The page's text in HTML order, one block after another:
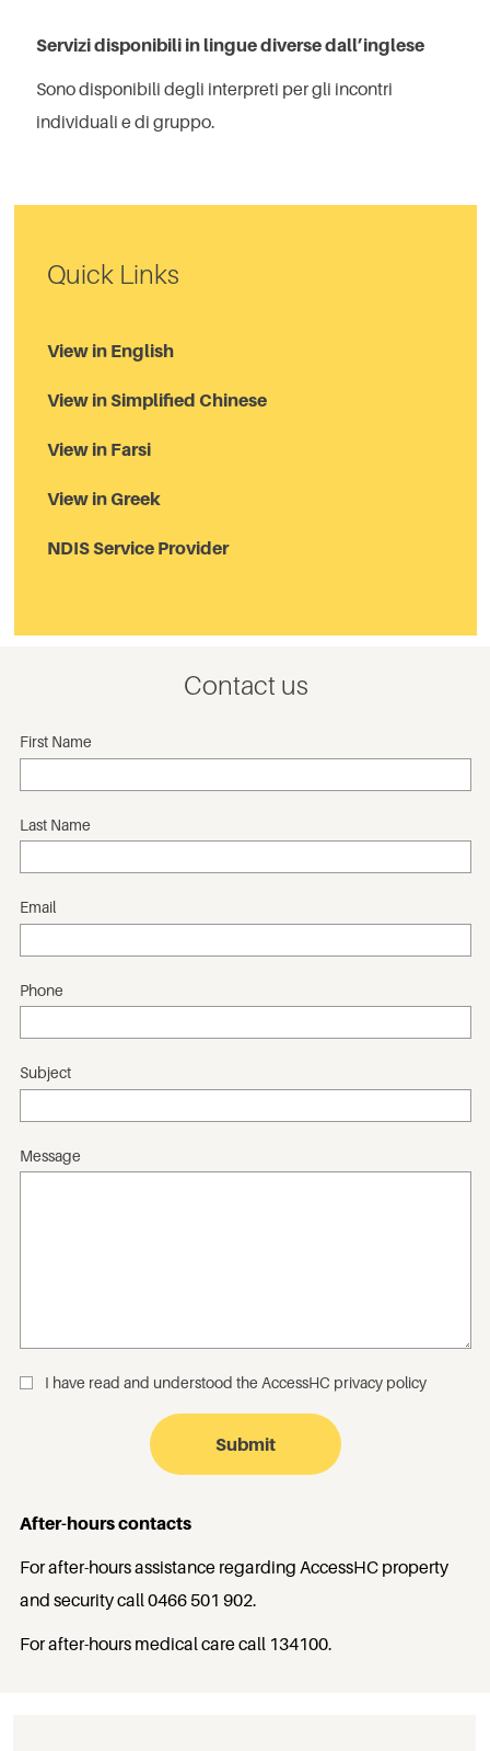
Servizi disponibili in lingue diverse dall’inglese
Sono disponibili degli interpreti per gli incontri
individuali e di gruppo.
Quick Links
View in English
View in Simplified Chinese
View in Farsi
View in Greek
NDIS Service Provider
Contact us
First Name
Last Name
Email
Phone
Subject
Message
_ I have read and understood the AccessHC privacy policy
After-hours contacts
For after-hours assistance regarding AccessHC property
and security call 0466 501 902.
For after-hours medical care call 134100.